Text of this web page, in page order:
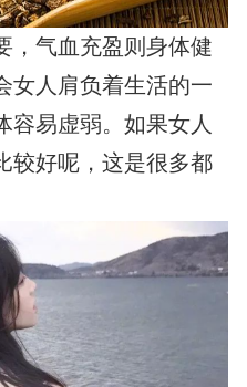
，气血充盈则身体健
女人肩负着生活的一
容易虚弱。如果女人
较好呢，这是很多都